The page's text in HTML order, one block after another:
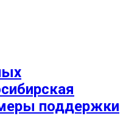
поддержки